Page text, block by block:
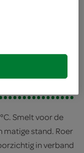
Smelt voor de
matige stand. Roer
in verband